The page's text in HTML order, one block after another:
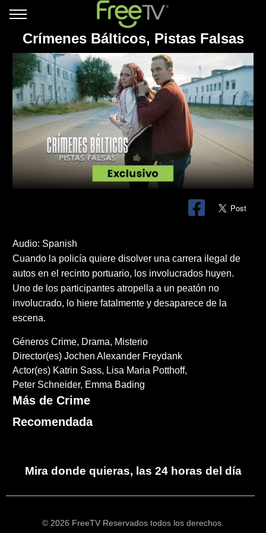
Crímenes Bálticos, Pistas Falsas
Audio: Spanish
Cuando la policía quiere disolver una carrera ilegal de
autos en el recinto portuario, los involucrados huyen.
Uno de los participantes atropella a un peatón no
involucrado, lo hiere fatalmente y desaparece de la
escena.
Géneros Crime Drama
Misterio
Director(es) Jochen Alexander Freydank
Actor(es) Katrin Sass
Lisa Maria Potthoff
Peter Schneider Emma Bading
Más de Crime
Recomendada
Mira donde quieras, las 24 horas del día
© 2026 FreeTV Reservados todos los derechos.